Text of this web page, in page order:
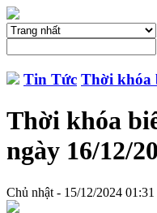
Tin Tức Thời khóa
Thời khóa
ngày 16/12/
Chủ nhật - 15/12/2024 01:31